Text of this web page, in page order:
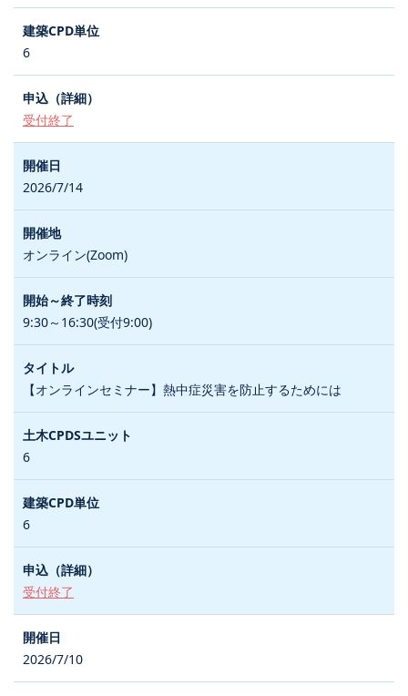
6
受付終了
2026/7/14
オンライン(Zoom)
9:30～16:30(受付9:00)
【オンラインセミナー】熱中症災害を防止するためには
6
6
受付終了
2026/7/10